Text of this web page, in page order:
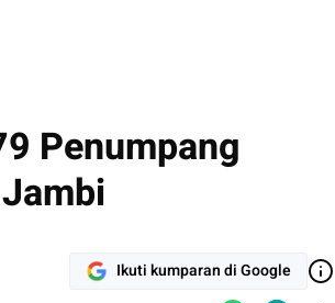
Penumpang
Ikuti kumparan di Google